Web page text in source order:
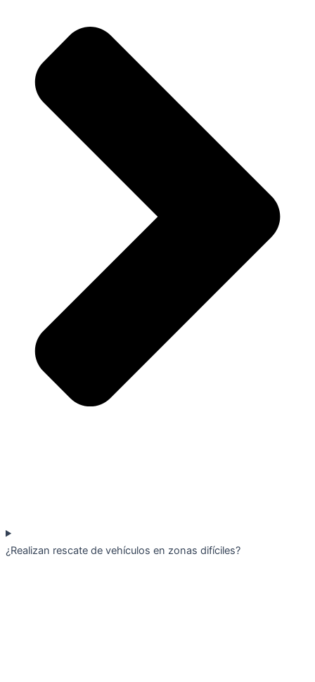
¿Realizan rescate de vehículos en zonas difíciles?